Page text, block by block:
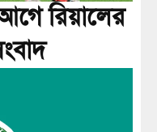
রিয়ালের